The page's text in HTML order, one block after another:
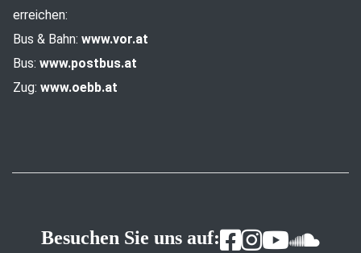
erreichen:
Bus & Bahn: www.vor.at
Bus: www.postbus.at
Zug: www.oebb.at
Besuchen Sie uns auf: